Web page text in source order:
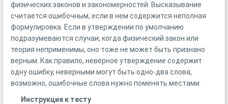
физических законов и закономерностей. Высказывание
считается ошибочным, если в нем содержится неполная
формулировка. Если в утверждении по умолчанию
подразумеваются случаи, когда физический закон или
теория неприменимы, оно тоже не может быть признано
верным. Как правило, неверное утверждение содержит
одну ошибку, неверными могут быть одно-два слова,
возможно, ошибочные слова нужно поменять местами.
Инструкция к тесту